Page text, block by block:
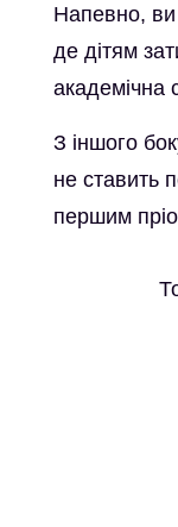
Напевно, ви
де дітям
академічна
З іншого
не ставить
першим